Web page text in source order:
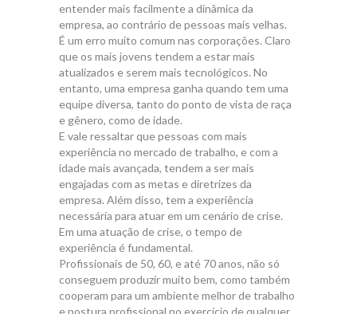
entender mais facilmente a dinâmica da
empresa, ao contrário de pessoas mais velhas.
É um erro muito comum nas corporações. Claro
que os mais jovens tendem a estar mais
atualizados e serem mais tecnológicos. No
entanto, uma empresa ganha quando tem uma
equipe diversa, tanto do ponto de vista de raça
e gênero, como de idade.
E vale ressaltar que pessoas com mais
experiência no mercado de trabalho, e com a
idade mais avançada, tendem a ser mais
engajadas com as metas e diretrizes da
empresa. Além disso, tem a experiência
necessária para atuar em um cenário de crise.
Em uma atuação de crise, o tempo de
experiência é fundamental.
Profissionais de 50, 60, e até 70 anos, não só
conseguem produzir muito bem, como também
cooperam para um ambiente melhor de trabalho
e postura profissional no exercício de qualquer